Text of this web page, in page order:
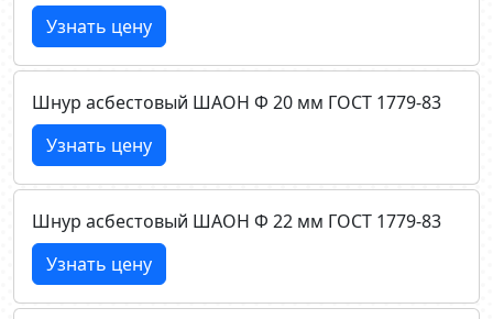
Узнать цену
Шнур асбестовый ШАОН Ф 20 мм ГОСТ 1779-83
Узнать цену
Шнур асбестовый ШАОН Ф 22 мм ГОСТ 1779-83
Узнать цену